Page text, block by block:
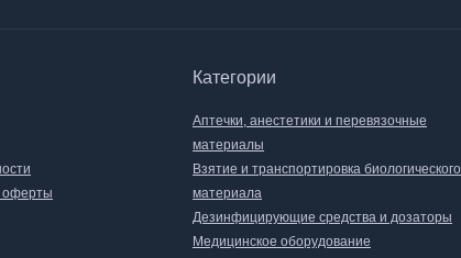
оферты
Категории
Аптечки, анестетики и перевязочные
материалы
Взятие и транспортировка биологического
материала
Дезинфицирующие средства и дозаторы
Медицинское оборудование